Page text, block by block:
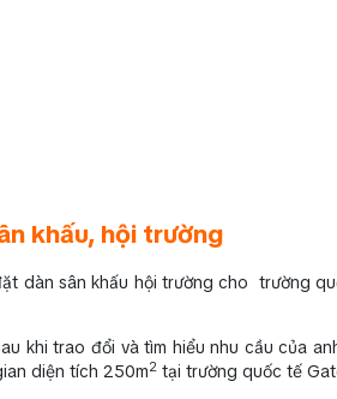
khấu, hội trường
dàn sân khấu hội trường cho trường
khi trao đổi và tìm hiểu nhu cầu của
diện tích 250m2 tại trường quốc tế